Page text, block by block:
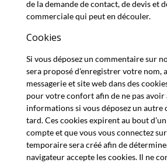
de la demande de contact, de devis et
commerciale qui peut en découler.
Cookies
Si vous déposez un commentaire sur
sera proposé d'enregistrer votre nom,
messagerie et site web dans des
pour votre confort afin de ne pas avoir
informations si vous déposez un autre
tard. Ces cookies expirent au bout d'un
compte et que vous vous connectez
temporaire sera créé afin de
navigateur accepte les cookies. Il ne